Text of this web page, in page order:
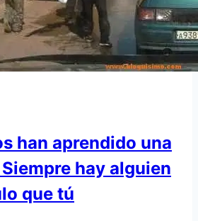
han aprendido una
hay alguien
que tú